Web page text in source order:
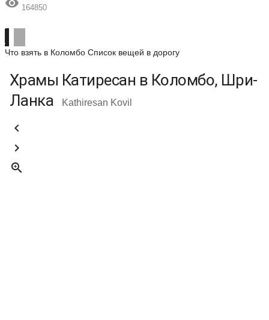
 164850
Что взять в Коломбо Список вещей в дорогу
Храмы Катиресан в Коломбо, Шри-
Ланка
Kathiresan Kovil


